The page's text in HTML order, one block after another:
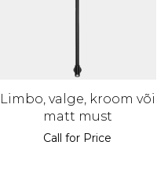
Limbo, valge, kroom või
matt must
Call for Price